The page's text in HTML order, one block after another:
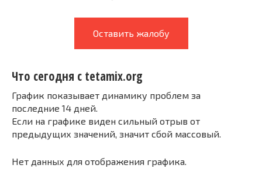
Оставить жалобу
Что сегодня с tetamix.org
График показывает динамику проблем за
последние 14 дней.
Если на графике виден сильный отрыв от
предыдущих значений, значит сбой массовый.
Нет данных для отображения графика.